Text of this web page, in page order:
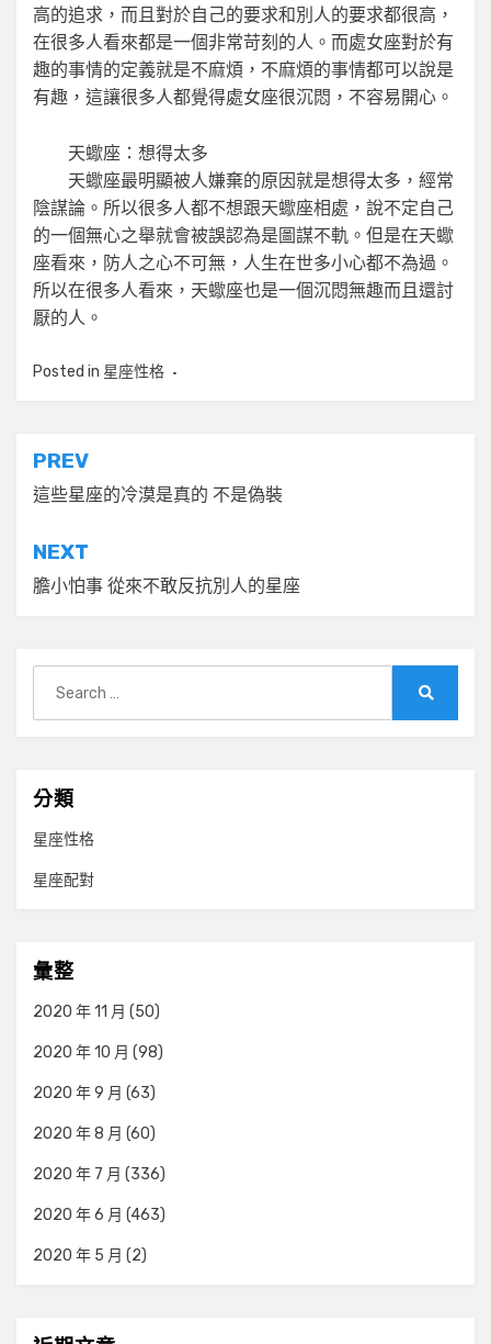
高的追求，而且對於自己的要求和別人的要求都很高，
在很多人看來都是一個非常苛刻的人。而處女座對於有
趣的事情的定義就是不麻煩，不麻煩的事情都可以說是
有趣，這讓很多人都覺得處女座很沉悶，不容易開心。
天蠍座：想得太多
天蠍座最明顯被人嫌棄的原因就是想得太多，經常
陰謀論。所以很多人都不想跟天蠍座相處，說不定自己
的一個無心之舉就會被誤認為是圖謀不軌。但是在天蠍
座看來，防人之心不可無，人生在世多小心都不為過。
所以在很多人看來，天蠍座也是一個沉悶無趣而且還討
厭的人。
Posted in 星座性格
文
章
導
覽
PREV
這些星座的冷漠是真的 不是偽裝
NEXT
膽小怕事 從來不敢反抗別人的星座
for:
分類
星座性格
星座配對
彙整
2020 年 11 月 (50)
2020 年 10 月 (98)
2020 年 9 月 (63)
2020 年 8 月 (60)
2020 年 7 月 (336)
2020 年 6 月 (463)
2020 年 5 月 (2)